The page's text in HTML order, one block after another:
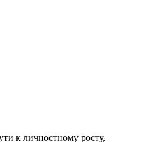
к личностному росту,